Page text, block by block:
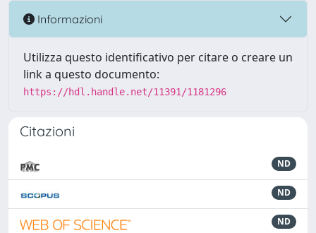
Informazioni
Utilizza questo identificativo per citare o creare un
link a questo documento:
https://hdl.handle.net/11391/1181296
Citazioni
ND
ND
ND